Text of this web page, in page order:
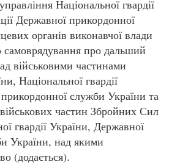
Національної гвардії
Державної прикордонної
органів виконавчої влади
самоврядування про дальший
військовими частинами
Національної гвардії
служби України та
частин Збройних Сил
гвардії України, Державної
України, над якими
(додається).